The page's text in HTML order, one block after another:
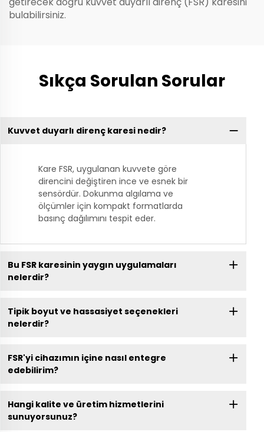
bulabilirsiniz.
Sıkça Sorulan Sorular
Kuvvet duyarlı direnç karesi nedir?
Kare FSR, uygulanan kuvvete göre
direncini değiştiren ince ve esnek bir
sensördür. Dokunma algılama ve
ölçümler için kompakt formatlarda
basınç dağılımını tespit eder.
Bu FSR karesinin yaygın uygulamaları
nelerdir?
Tipik boyut ve hassasiyet seçenekleri
nelerdir?
FSR'yi cihazımın içine nasıl entegre
edebilirim?
Hangi kalite ve üretim hizmetlerini
sunuyorsunuz?